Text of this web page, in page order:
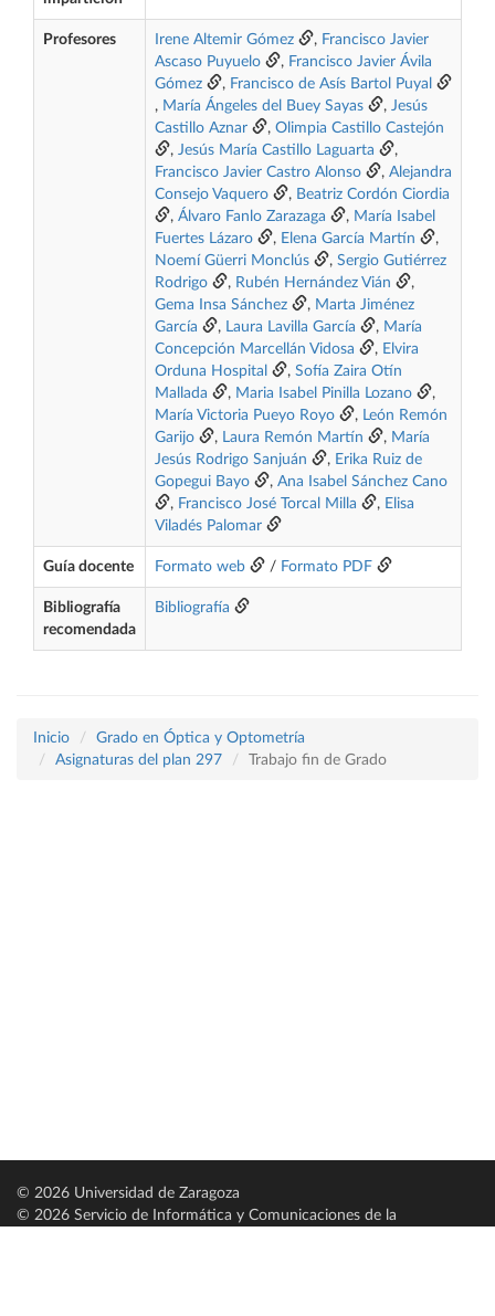
Profesores Irene Altemir Gómez , Francisco Javier
Ascaso Puyuelo
, Francisco Javier Ávila
Gómez
, Francisco de Asís Bartol Puyal
, María Ángeles del Buey Sayas , Jesús
Castillo Aznar
, Olimpia Castillo Castejón
, Jesús María Castillo Laguarta
,
Francisco Javier Castro Alonso
, Alejandra
Consejo Vaquero
, Beatriz Cordón Ciordia
, Álvaro Fanlo Zarazaga , María Isabel
Fuertes Lázaro
, Elena García Martín
,
Noemí Güerri Monclús
, Sergio Gutiérrez
Rodrigo
, Rubén Hernández Vián
,
Gema Insa Sánchez
, Marta Jiménez
García
, Laura Lavilla García , María
Concepción Marcellán Vidosa
, Elvira
Orduna Hospital
, Sofía Zaira Otín
Mallada
, Maria Isabel Pinilla Lozano
,
María Victoria Pueyo Royo
, León Remón
Garijo
, Laura Remón Martín , María
Jesús Rodrigo Sanjuán
, Erika Ruiz de
Gopegui Bayo
, Ana Isabel Sánchez Cano
, Francisco José Torcal Milla , Elisa
Viladés Palomar
Guía docente Formato web / Formato PDF
Bibliografía
recomendada
Bibliografía
Inicio
Grado en Óptica y Optometría
Asignaturas del plan 297
Trabajo fin de Grado
© 2026 Universidad de Zaragoza
© 2026 Servicio de Informática y Comunicaciones de la